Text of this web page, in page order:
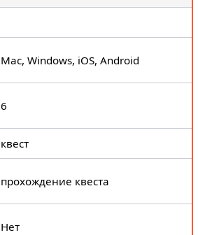
Mac, Windows, iOS, Android
6
квест
прохождение квеста
Нет